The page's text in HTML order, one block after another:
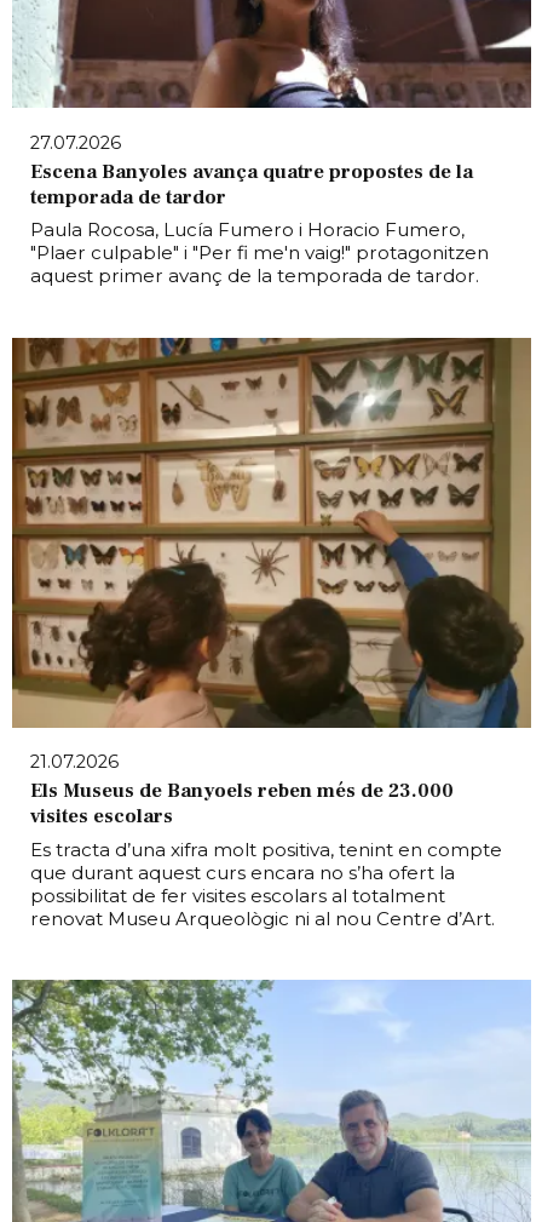
27.07.2026
Escena Banyoles avança quatre propostes de la
temporada de tardor
Paula Rocosa, Lucía Fumero i Horacio Fumero,
"Plaer culpable" i "Per fi me'n vaig!" protagonitzen
aquest primer avanç de la temporada de tardor.
21.07.2026
Els Museus de Banyoels reben més de 23.000
visites escolars
Es tracta d’una xifra molt positiva, tenint en compte
que durant aquest curs encara no s’ha ofert la
possibilitat de fer visites escolars al totalment
renovat Museu Arqueològic ni al nou Centre d’Art.